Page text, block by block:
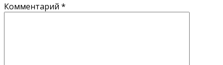
Комментарий *